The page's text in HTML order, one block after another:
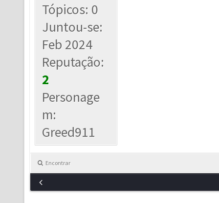
Tópicos: 0
Juntou-se:
Feb 2024
Reputação:
2
Personage
m:
Greed911
Encontrar